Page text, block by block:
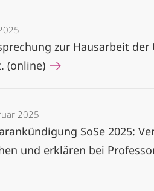
zur Hausarbeit
(online)
2025
SoSe 2025:
und erklären bei